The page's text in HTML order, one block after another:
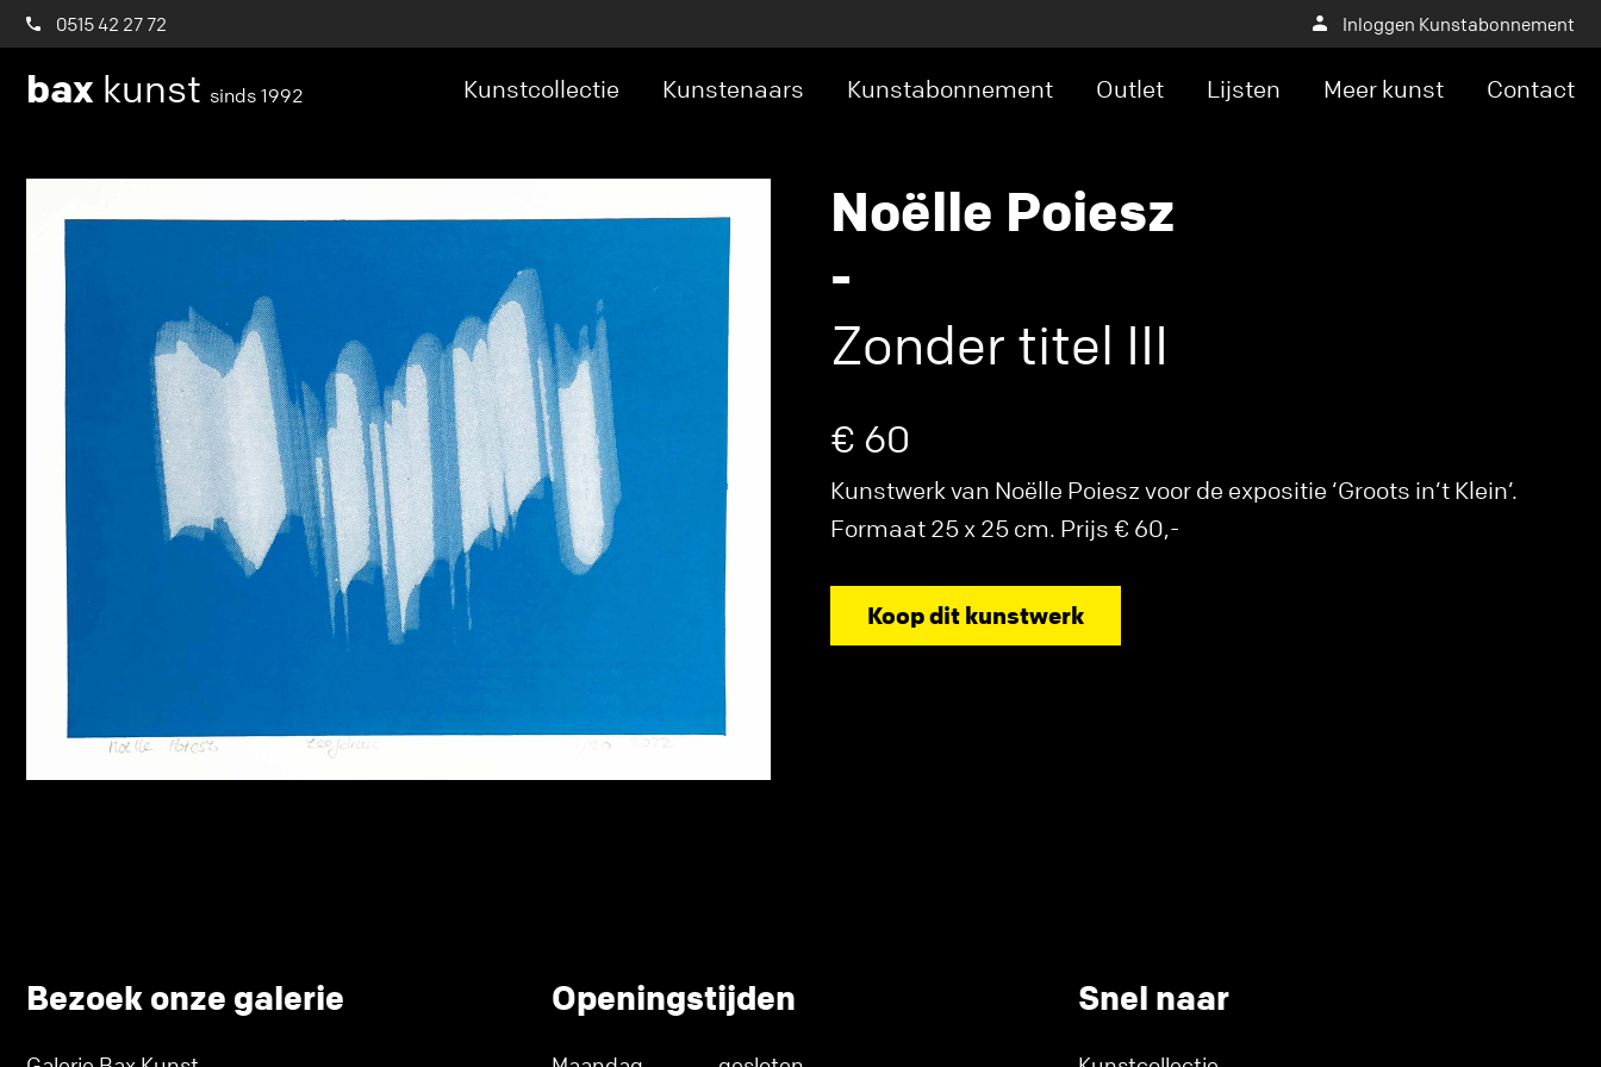
0515 42 27 72 Inloggen Kunstabonnement
bax kunst sinds 1992 Kunstcollectie Kunstenaars Kunstabonnement Outlet Lijsten Meer kunst Contact
Noëlle Poiesz
-
Zonder titel III
€ 60
Kunstwerk van Noëlle Poiesz voor de expositie ‘Groots in’t Klein’.
Formaat 25 x 25 cm. Prijs € 60,-
Koop dit kunstwerk
Bezoek onze galerie Openingstijden Snel naar